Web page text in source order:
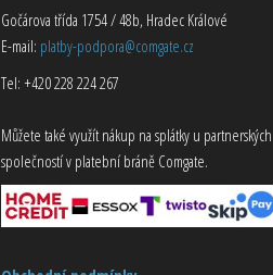
Gočárova třída 1754 / 48b, Hradec Králové
E-mail: platby-podpora@comgate.cz
Tel: +420 228 224 267
Můžete také využít nákup na splátky u partnerských
společností v platební bráně Comgate.